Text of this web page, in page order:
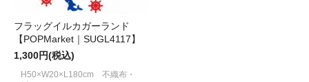
フラッグイルカガーランド
【POPMarket｜SUGL4117】
1,300円(税込)
H50×W20×L180cm 不織布・